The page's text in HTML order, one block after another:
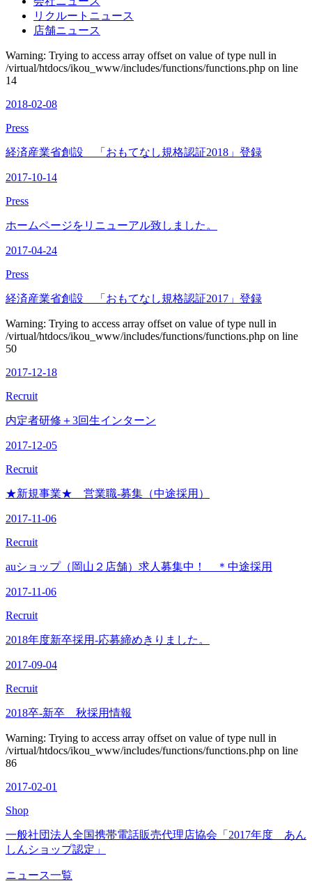
リクルートニュース
店舗ニュース
Warning: Trying to access array offset on value of type null in
/virtual/htdocs/ikou_www/includes/functions/functions.php on line
14
2018-02-08
Press
経済産業省創設 「おもてなし規格認証2018」登録
2017-10-14
Press
ホームページをリニューアル致しました。
2017-04-24
Press
経済産業省創設 「おもてなし規格認証2017」登録
Warning: Trying to access array offset on value of type null in
/virtual/htdocs/ikou_www/includes/functions/functions.php on line
50
2017-12-18
Recruit
内定者研修＋3回生インターン
2017-12-05
Recruit
★新規事業★ 営業職-募集（中途採用）
2017-11-06
Recruit
auショップ（岡山２店舗）求人募集中！ ＊中途採用
2017-11-06
Recruit
2018年度新卒採用-応募締めきりました。
2017-09-04
Recruit
2018卒-新卒 秋採用情報
Warning: Trying to access array offset on value of type null in
/virtual/htdocs/ikou_www/includes/functions/functions.php on line
86
2017-02-01
Shop
一般社団法人全国携帯電話販売代理店協会「2017年度 あん
しんショップ認定」
ニュース一覧